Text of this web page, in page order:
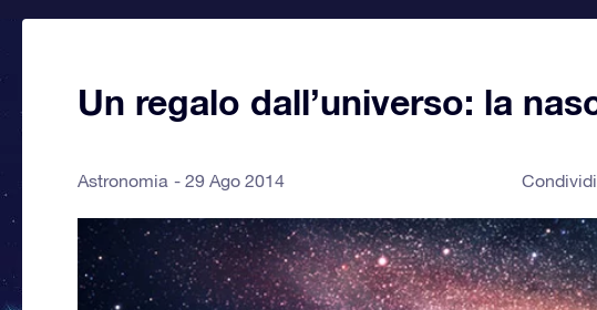
Un regalo dall’universo: la
Astronomia 29 Ago 2014